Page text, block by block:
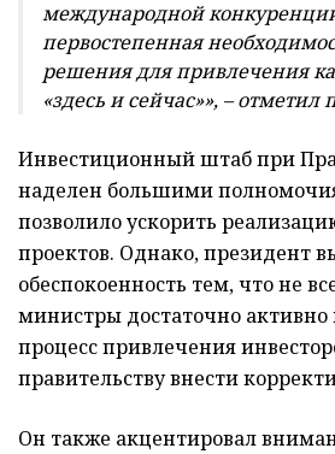
международной
первостепенная
решения для привлечения
«здесь и сейчас»», – отметил
Инвестиционный штаб при
наделен большими
позволило ускорить
проектов. Однако, президент
обеспокоенность тем, что не
министры достаточно активно
процесс привлечения
правительству внести
Он также акцентировал